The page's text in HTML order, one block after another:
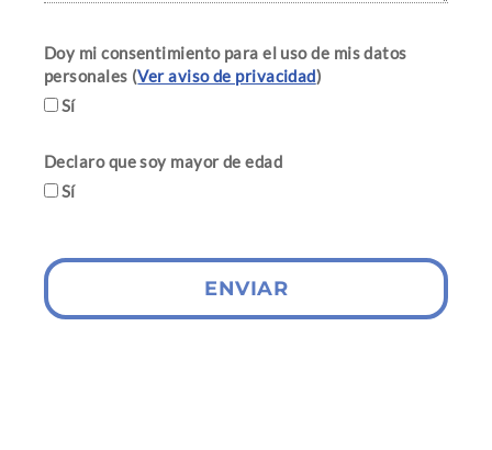
Doy mi consentimiento para el uso de mis datos
personales (Ver aviso de privacidad)
Sí
Declaro que soy mayor de edad
Sí
ENVIAR